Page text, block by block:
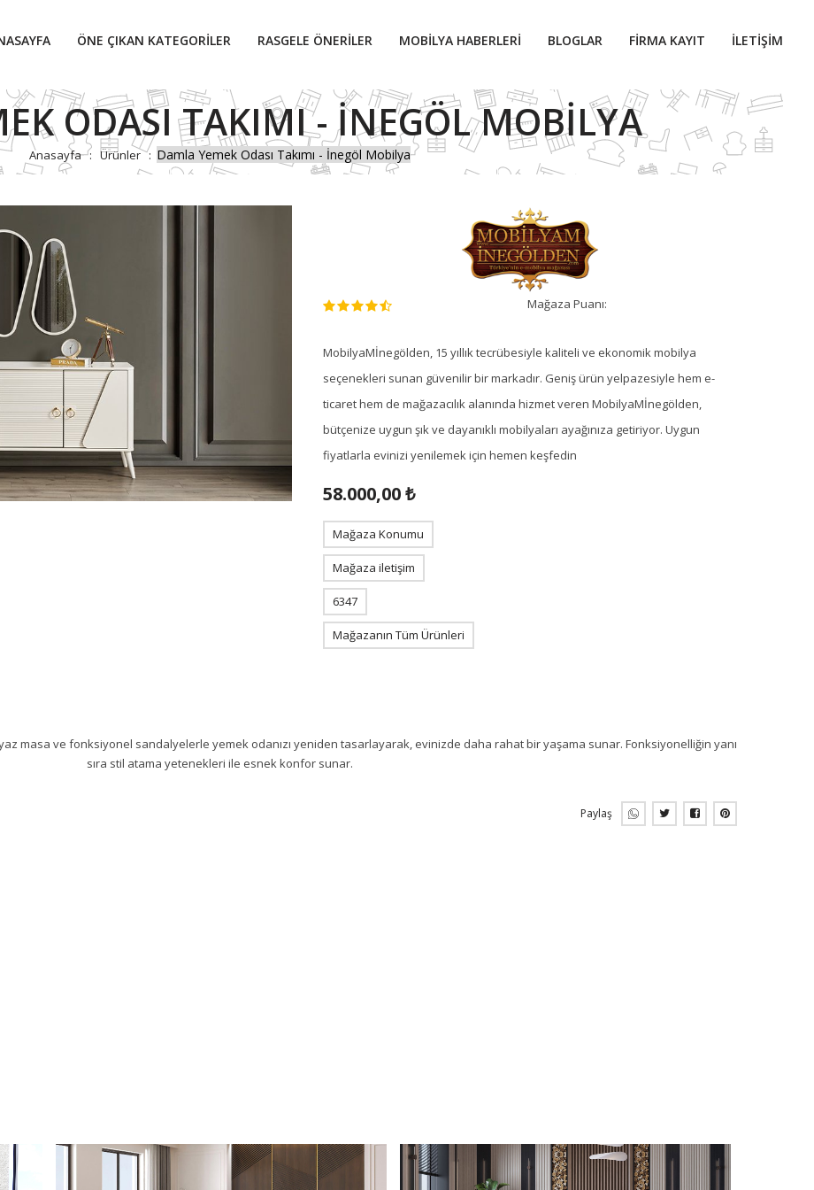
ÖNE ÇIKAN KATEGORILER RASGELE ÖNERILER MOBILYA HABERLERI BLOGLAR FIRMA KAYIT İLETIŞIM
ODASI TAKIMI - İNEGÖL MOBILYA
Anasayfa Ürünler Damla Yemek Odası Takımı - İnegöl Mobilya
Mağaza Puanı:
MobilyaMİnegölden, 15 yıllık tecrübesiyle kaliteli ve ekonomik mobilya
seçenekleri sunan güvenilir bir markadır. Geniş ürün yelpazesiyle hem e-
ticaret hem de mağazacılık alanında hizmet veren MobilyaMİnegölden,
bütçenize uygun şık ve dayanıklı mobilyaları ayağınıza getiriyor. Uygun
fiyatlarla evinizi yenilemek için hemen keşfedin
58.000,00 ₺
Mağaza Konumu
Mağaza iletişim
6347
Mağazanın Tüm Ürünleri
masa ve fonksiyonel sandalyelerle yemek odanızı yeniden tasarlayarak, evinizde daha rahat bir yaşama sunar. Fonksiyonelliğin yanı
sıra stil atama yetenekleri ile esnek konfor sunar.
Paylaş